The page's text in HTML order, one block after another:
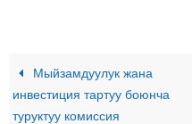
Мыйзамдуулук жана
инвестиция тартуу боюнча
туруктуу комиссия